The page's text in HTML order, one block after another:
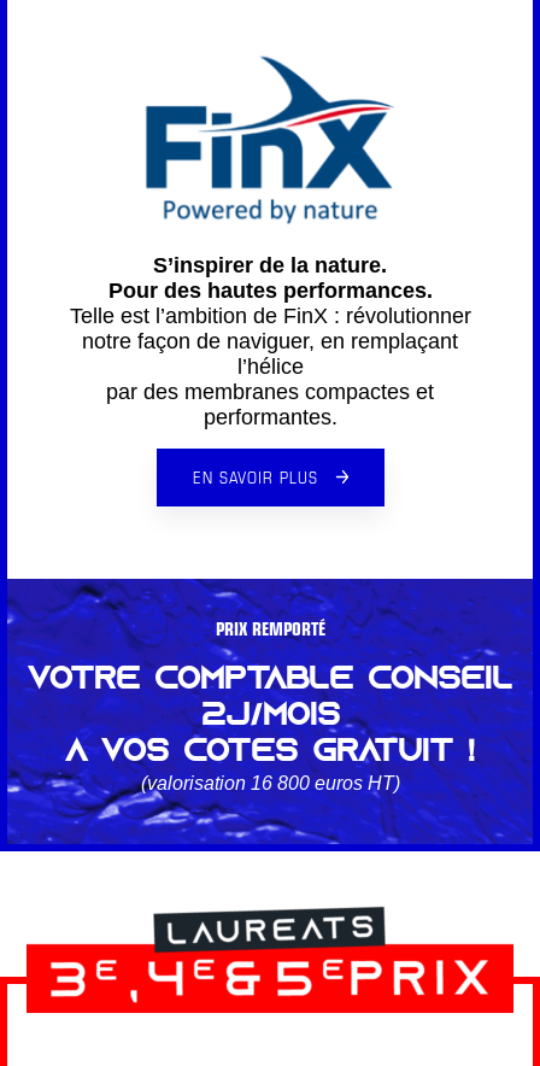
S’inspirer de la nature.
Pour des hautes performances.
Telle est l’ambition de FinX : révolutionner
notre façon de naviguer, en remplaçant
l’hélice
par des membranes compactes et
performantes.
EN SAVOIR PLUS
PRIX REMPORTÉ
VOTRE COMPTABLE CONSEIL
2J/MOIS
À VOS CÔTÉS GRATUIT !
(valorisation 16 800 euros HT)